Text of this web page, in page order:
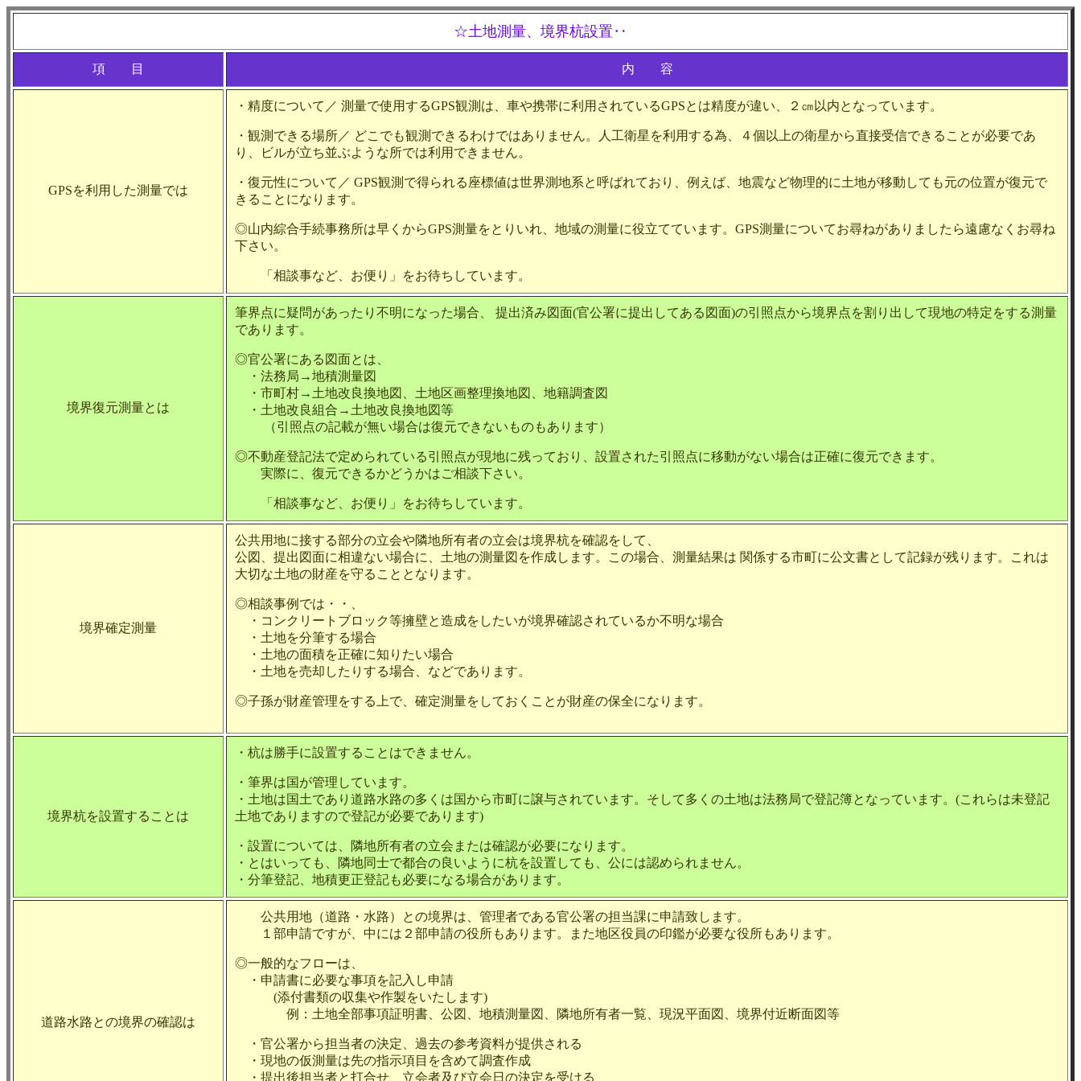
☆土地測量、境界杭設置‥
項 目 内 容
GPSを利用した測量では
・精度について／ 測量で使用するGPS観測は、車や携帯に利用されているGPSとは精度が違い、２㎝以内となっています。
・観測できる場所／ どこでも観測できるわけではありません。人工衛星を利用する為、４個以上の衛星から直接受信できることが必要であ
り、ビルが立ち並ぶような所では利用できません。
・復元性について／ GPS観測で得られる座標値は世界測地系と呼ばれており、例えば、地震など物理的に土地が移動しても元の位置が復元で
きることになります。
◎山内綜合手続事務所は早くからGPS測量をとりいれ、地域の測量に役立てています。GPS測量についてお尋ねがありましたら遠慮なくお尋ね
下さい。
「相談事など、お便り」をお待ちしています。
境界復元測量とは
筆界点に疑問があったり不明になった場合、 提出済み図面(官公署に提出してある図面)の引照点から境界点を割り出して現地の特定をする測量
であります。
◎官公署にある図面とは、
・法務局→地積測量図
・市町村→土地改良換地図、土地区画整理換地図、地籍調査図
・土地改良組合→土地改良換地図等
（引照点の記載が無い場合は復元できないものもあります）
◎不動産登記法で定められている引照点が現地に残っており、設置された引照点に移動がない場合は正確に復元できます。
実際に、復元できるかどうかはご相談下さい。
「相談事など、お便り」をお待ちしています。
境界確定測量
公共用地に接する部分の立会や隣地所有者の立会は境界杭を確認をして、
公図、提出図面に相違ない場合に、土地の測量図を作成します。この場合、測量結果は 関係する市町に公文書として記録が残ります。これは
大切な土地の財産を守ることとなります。
◎相談事例では・・、
・コンクリートブロック等擁壁と造成をしたいが境界確認されているか不明な場合
・土地を分筆する場合
・土地の面積を正確に知りたい場合
・土地を売却したりする場合、などであります。
◎子孫が財産管理をする上で、確定測量をしておくことが財産の保全になります。
境界杭を設置することは
・杭は勝手に設置することはできません。
・筆界は国が管理しています。
・土地は国土であり道路水路の多くは国から市町に譲与されています。そして多くの土地は法務局で登記簿となっています。(これらは未登記
土地でありますので登記が必要であります)
・設置については、隣地所有者の立会または確認が必要になります。
・とはいっても、隣地同士で都合の良いように杭を設置しても、公には認められません。
・分筆登記、地積更正登記も必要になる場合があります。
道路水路との境界の確認は
公共用地（道路・水路）との境界は、管理者である官公署の担当課に申請致します。
１部申請ですが、中には２部申請の役所もあります。また地区役員の印鑑が必要な役所もあります。
◎一般的なフローは、
・申請書に必要な事項を記入し申請
(添付書類の収集や作製をいたします)
例：土地全部事項証明書、公図、地積測量図、隣地所有者一覧、現況平面図、境界付近断面図等
・官公署から担当者の決定、過去の参考資料が提供される
・現地の仮測量は先の指示項目を含めて調査作成
・提出後担当者と打合せ、立会者及び立会日の決定を受ける